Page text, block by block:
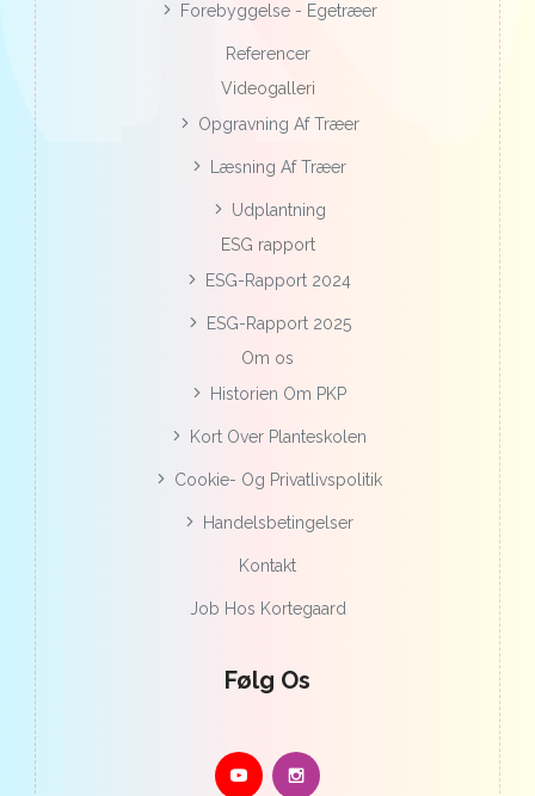
Forebyggelse - Egetræer
Referencer
Videogalleri
Opgravning Af Træer
Læsning Af Træer
Udplantning
ESG rapport
ESG-Rapport 2024
ESG-Rapport 2025
Om os
Historien Om PKP
Kort Over Planteskolen
Cookie- Og Privatlivspolitik
Handelsbetingelser
Kontakt
Job Hos Kortegaard
Følg Os